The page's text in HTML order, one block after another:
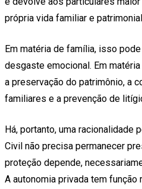
própria vida familiar e
Em matéria de família, isso
desgaste emocional. Em
a preservação do patrimônio, a
familiares e a prevenção de
Há, portanto, uma racionalidade
Civil não precisa permanecer
proteção depende,
A autonomia privada tem